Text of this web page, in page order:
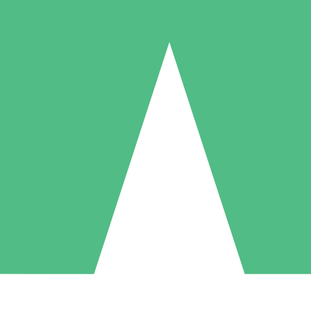
Packs de Crédits Individuels
à l'utilisation avec des crédits de téléchargement. Sans engagement
5 Téléchargements
US$